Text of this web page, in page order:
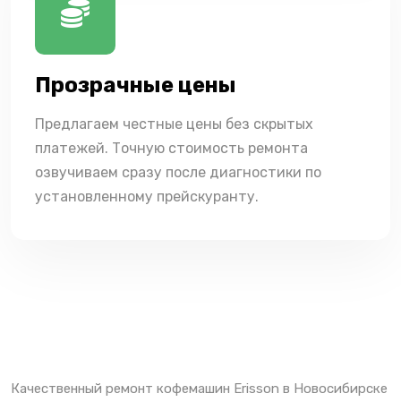
Прозрачные цены
Предлагаем честные цены без скрытых
платежей. Точную стоимость ремонта
озвучиваем сразу после диагностики по
установленному прейскуранту.
Качественный ремонт кофемашин Erisson в Новосибирске